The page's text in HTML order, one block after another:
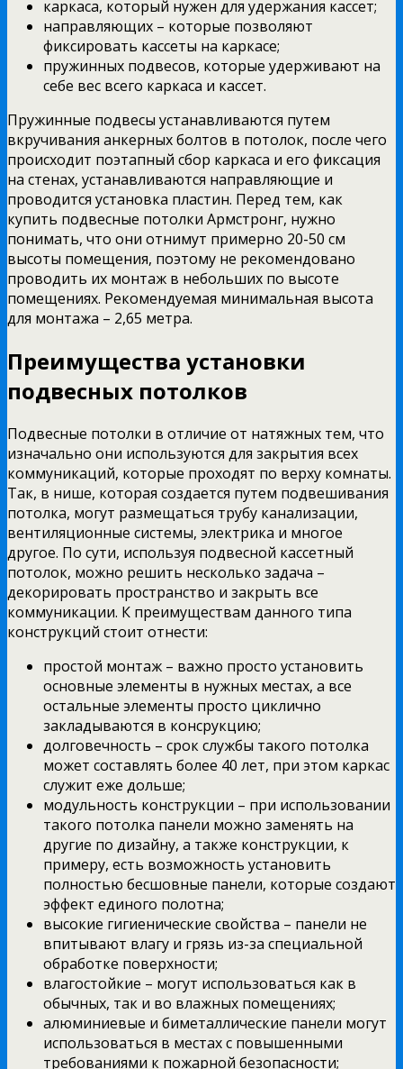
каркаса, который нужен для удержания кассет;
направляющих – которые позволяют
фиксировать кассеты на каркасе;
пружинных подвесов, которые удерживают на
себе вес всего каркаса и кассет.
Пружинные подвесы устанавливаются путем
вкручивания анкерных болтов в потолок, после чего
происходит поэтапный сбор каркаса и его фиксация
на стенах, устанавливаются направляющие и
проводится установка пластин. Перед тем, как
купить подвесные потолки Армстронг, нужно
понимать, что они отнимут примерно 20-50 см
высоты помещения, поэтому не рекомендовано
проводить их монтаж в небольших по высоте
помещениях. Рекомендуемая минимальная высота
для монтажа – 2,65 метра.
Преимущества установки
подвесных потолков
Подвесные потолки в отличие от натяжных тем, что
изначально они используются для закрытия всех
коммуникаций, которые проходят по верху комнаты.
Так, в нише, которая создается путем подвешивания
потолка, могут размещаться трубу канализации,
вентиляционные системы, электрика и многое
другое. По сути, используя подвесной кассетный
потолок, можно решить несколько задача –
декорировать пространство и закрыть все
коммуникации. К преимуществам данного типа
конструкций стоит отнести:
простой монтаж – важно просто установить
основные элементы в нужных местах, а все
остальные элементы просто циклично
закладываются в консрукцию;
долговечность – срок службы такого потолка
может составлять более 40 лет, при этом каркас
служит еже дольше;
модульность конструкции – при использовании
такого потолка панели можно заменять на
другие по дизайну, а также конструкции, к
примеру, есть возможность установить
полностью бесшовные панели, которые создают
эффект единого полотна;
высокие гигиенические свойства – панели не
впитывают влагу и грязь из-за специальной
обработке поверхности;
влагостойкие – могут использоваться как в
обычных, так и во влажных помещениях;
алюминиевые и биметаллические панели могут
использоваться в местах с повышенными
требованиями к пожарной безопасности;